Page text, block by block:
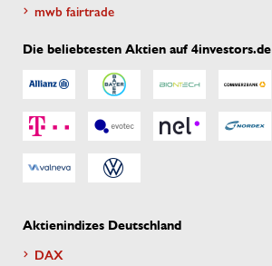
mwb fairtrade
Die beliebtesten Aktien auf 4investors.de
Aktienindizes Deutschland
DAX